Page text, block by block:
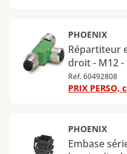
PHOENIX
Répartiteur
droit - M12 -
M12T/2XM12
Réf. 60492808
PRIX
PHOENIX
Embase